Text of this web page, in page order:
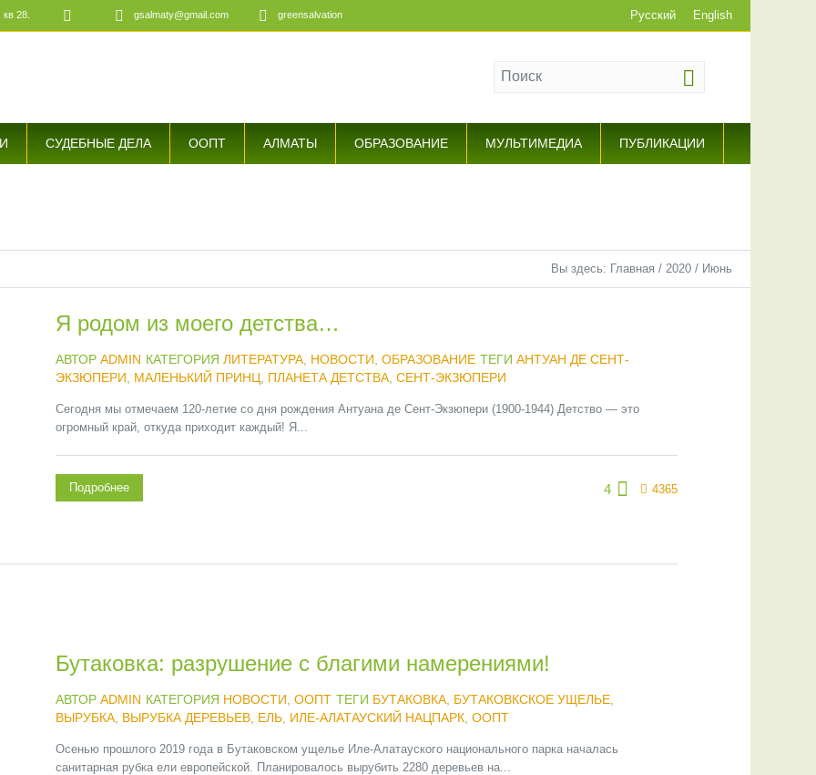
Русский English
28. gsalmaty@gmail.com greensalvation
СУДЕБНЫЕ ДЕЛА ООПТ АЛМАТЫ ОБРАЗОВАНИЕ МУЛЬТИМЕДИА ПУБЛИКАЦИИ
Вы здесь: Главная / 2020 / Июнь
Я родом из моего детства…
АВТОР ADMIN КАТЕГОРИЯ ЛИТЕРАТУРА, НОВОСТИ ОБРАЗОВАНИЕ ТЕГИ АНТУАН ДЕ СЕНТ-
ЭКЗЮПЕРИ
МАЛЕНЬКИЙ ПРИНЦ ПЛАНЕТА ДЕТСТВА, СЕНТ-ЭКЗЮПЕРИ
Сегодня мы отмечаем 120-летие со дня рождения Антуана де Сент-Экзюпери (1900-1944) Детство — это
огромный край, откуда приходит каждый! Я...
4 4365
Подробнее
Бутаковка: разрушение с благими намерениями!
АВТОР ADMIN КАТЕГОРИЯ НОВОСТИ ООПТ ТЕГИ БУТАКОВКА, БУТАКОВКСКОЕ УЩЕЛЬЕ,
ВЫРУБКА, ВЫРУБКА ДЕРЕВЬЕВ, ЕЛЬ, ИЛЕ-АЛАТАУСКИЙ НАЦПАРК, ООПТ
Осенью прошлого 2019 года в Бутаковском ущелье Иле-Алатауского национального парка началась
санитарная рубка ели европейской. Планировалось вырубить 2280 деревьев на...